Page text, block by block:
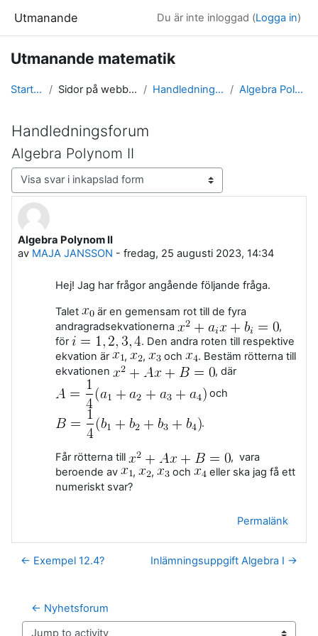
Utmanande Du är inte inloggad (Logga in)
Utmanande matematik
Startsida Sidor på webbplatsen Handledningsforum Algebra Polynom II
Handledningsforum
Algebra Polynom II
Visningsläge
Algebra Polynom II
av MAJA JANSSON - fredag, 25 augusti 2023, 14:34
Antal svar: 0
Hej! Jag har frågor angående följande fråga.
Talet
är en gemensam rot till de fyra
andragradsekvationerna
,
för
. Den andra roten till respektive
ekvation är
, , och
. Bestäm rötterna till
ekvationen
, där
och
.
Får rötterna till
, vara
beroende av
, , och
eller ska jag få ett
numeriskt svar?
Permalänk
← Exempel 12.4? Inlämningsuppgift Algebra I →
← Nyhetsforum